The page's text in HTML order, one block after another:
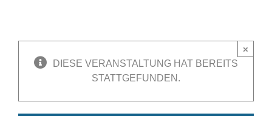
DIESE VERANSTALTUNG HAT BEREITS
STATTGEFUNDEN.
×